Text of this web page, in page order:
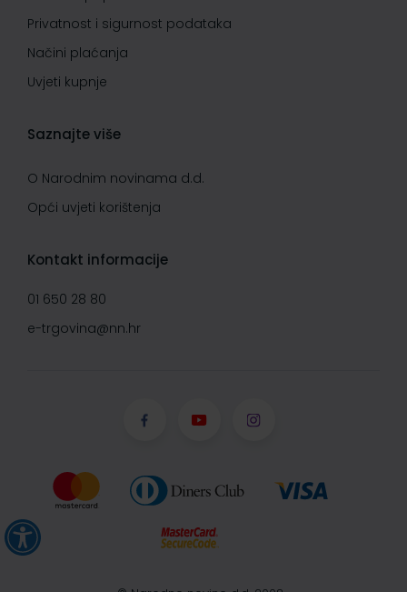
Privatnost i sigurnost podataka
Načini plaćanja
Uvjeti kupnje
Saznajte više
O Narodnim novinama d.d.
Opći uvjeti korištenja
Kontakt informacije
01 650 28 80
e-trgovina@nn.hr